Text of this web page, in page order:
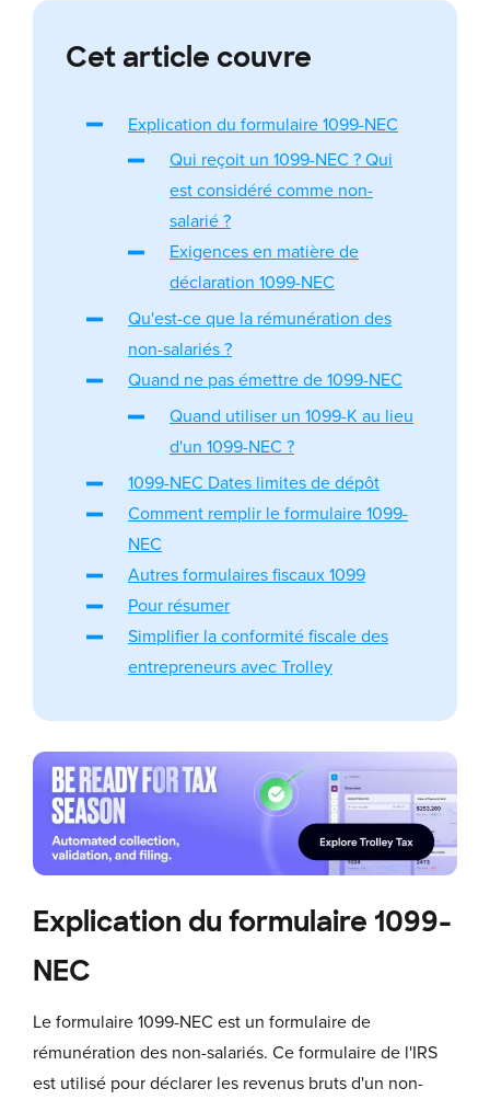
Cet article couvre
Explication du formulaire 1099-NEC
Qui reçoit un 1099-NEC ? Qui
est considéré comme non-
salarié ?
Exigences en matière de
déclaration 1099-NEC
Qu'est-ce que la rémunération des
non-salariés ?
Quand ne pas émettre de 1099-NEC
Quand utiliser un 1099-K au lieu
d'un 1099-NEC ?
1099-NEC Dates limites de dépôt
Comment remplir le formulaire 1099-
NEC
Autres formulaires fiscaux 1099
Pour résumer
Simplifier la conformité fiscale des
entrepreneurs avec Trolley
Explication du formulaire 1099-
NEC
Le formulaire 1099-NEC est un formulaire de
rémunération des non-salariés. Ce formulaire de l'IRS
est utilisé pour déclarer les revenus bruts d'un non-